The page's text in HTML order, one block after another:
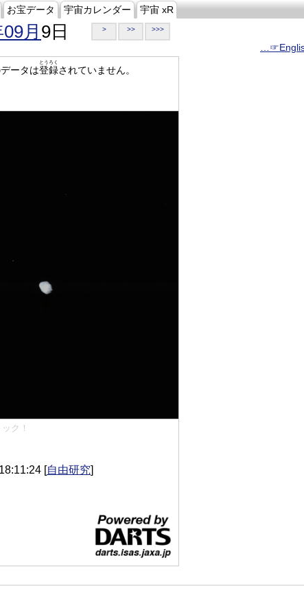
お宝データ 宇宙カレンダー 宇宙 xR
月 9日 > >> >>>
ータは登録
とうろく
されていません。
ク！
[自由研究]